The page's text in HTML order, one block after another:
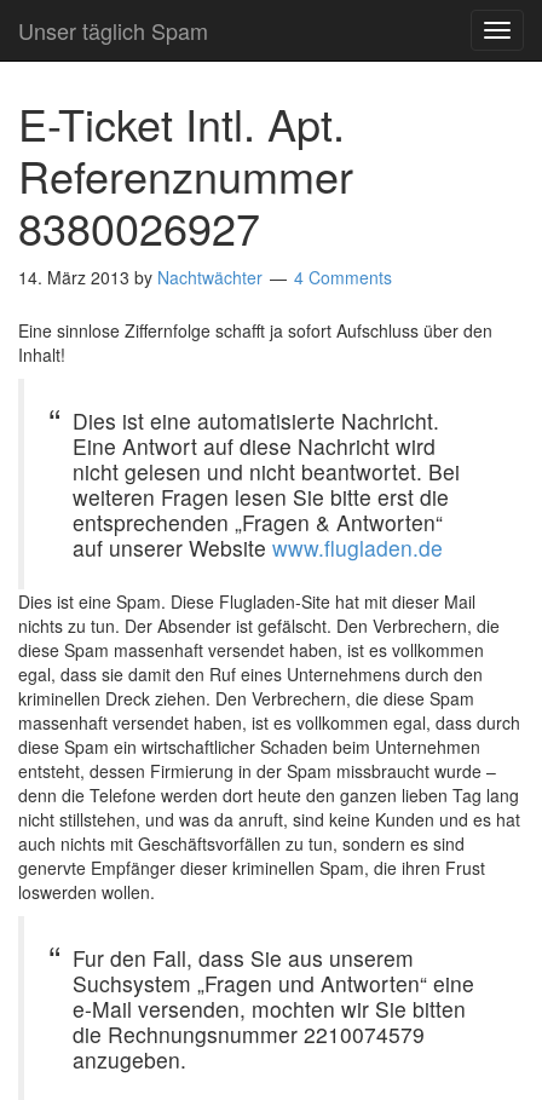
Unser täglich Spam
E-Ticket Intl. Apt.
Referenznummer
8380026927
14. März 2013 by Nachtwächter 4 Comments
Eine sinnlose Ziffernfolge schafft ja sofort Aufschluss über den
Inhalt!
Dies ist eine automatisierte Nachricht.
Eine Antwort auf diese Nachricht wird
nicht gelesen und nicht beantwortet. Bei
weiteren Fragen lesen Sie bitte erst die
entsprechenden „Fragen & Antworten“
auf unserer Website www.flugladen.de
Dies ist eine Spam. Diese Flugladen-Site hat mit dieser Mail
nichts zu tun. Der Absender ist gefälscht. Den Verbrechern, die
diese Spam massenhaft versendet haben, ist es vollkommen
egal, dass sie damit den Ruf eines Unternehmens durch den
kriminellen Dreck ziehen. Den Verbrechern, die diese Spam
massenhaft versendet haben, ist es vollkommen egal, dass durch
diese Spam ein wirtschaftlicher Schaden beim Unternehmen
entsteht, dessen Firmierung in der Spam missbraucht wurde –
denn die Telefone werden dort heute den ganzen lieben Tag lang
nicht stillstehen, und was da anruft, sind keine Kunden und es hat
auch nichts mit Geschäftsvorfällen zu tun, sondern es sind
genervte Empfänger dieser kriminellen Spam, die ihren Frust
loswerden wollen.
Fur den Fall, dass Sie aus unserem
Suchsystem „Fragen und Antworten“ eine
e-Mail versenden, mochten wir Sie bitten
die Rechnungsnummer 2210074579
anzugeben.